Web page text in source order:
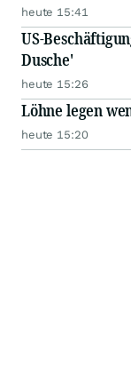
heute 15:41
US-
Dusche'
heute 15:26
Löhne legen
heute 15:20